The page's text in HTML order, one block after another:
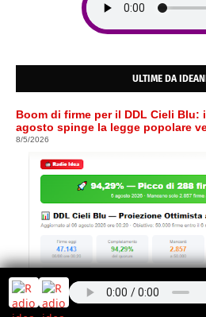
ULTIME DA
Boom di firme per il DDL Cieli Blu:
agosto spinge la legge popolare
8/5/2026